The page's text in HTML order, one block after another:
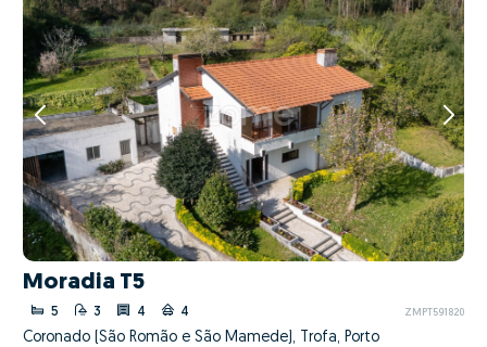
Moradia T5
5 3 4 4 ZMPT591820
Coronado (São Romão e São Mamede), Trofa, Porto